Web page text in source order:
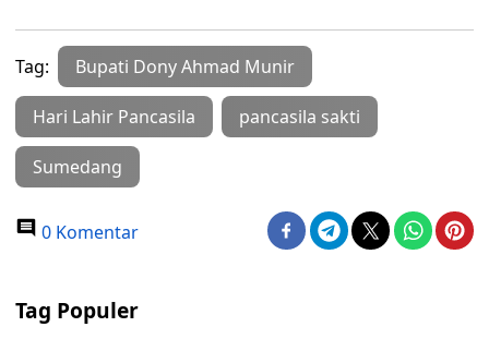
Tag: Bupati Dony Ahmad Munir
Hari Lahir Pancasila pancasila sakti
Sumedang
0 Komentar
Tag Populer